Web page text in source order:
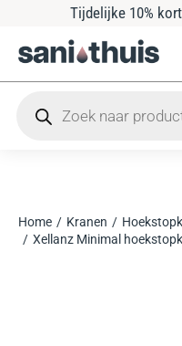
Tijdelijke 10%
Je bent hier:
Home Kranen
Xellanz Minimal